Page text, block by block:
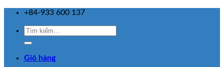
Skip
content
+84-933 600 137
Tìm
Giỏ hàng